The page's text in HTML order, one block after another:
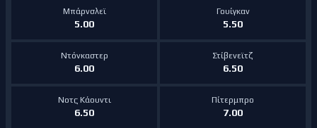
Μπάρνσλεϊ
5.00
Γουίγκαν
5.50
Ντόνκαστερ
6.00
Στίβενεϊτζ
6.50
Νοτς Κάουντι
6.50
Πίτερμπρο
7.00